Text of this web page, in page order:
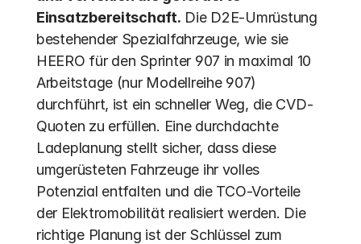
Einsatzbereitschaft. Die D2E-Umrüstung
bestehender Spezialfahrzeuge, wie sie
HEERO für den Sprinter 907 in maximal 10
Arbeitstage (nur Modellreihe 907)
durchführt, ist ein schneller Weg, die CVD-
Quoten zu erfüllen. Eine durchdachte
Ladeplanung stellt sicher, dass diese
umgerüsteten Fahrzeuge ihr volles
Potenzial entfalten und die TCO-Vorteile
der Elektromobilität realisiert werden. Die
richtige Planung ist der Schlüssel zum